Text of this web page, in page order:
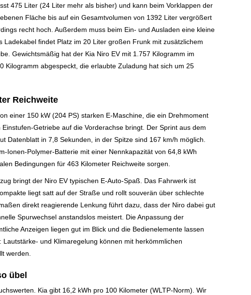
475 Liter (24 Liter mehr als bisher) und kann beim Vorklappen der
Fläche bis auf ein Gesamtvolumen von 1392 Liter vergrößert
recht hoch. Außerdem muss beim Ein- und Ausladen eine kleine
Ladekabel findet Platz im 20 Liter großen Frunk mit zusätzlichem
Gewichtsmäßig hat der Kia Niro EV mit 1.757 Kilogramm im
Kilogramm abgespeckt, die erlaubte Zuladung hat sich um 25
Reichweite
einer 150 kW (204 PS) starken E-Maschine, die ein Drehmoment
Getriebe auf die Vorderachse bringt. Der Sprint aus dem
Datenblatt in 7,8 Sekunden, in der Spitze sind 167 km/h möglich.
Ionen-Polymer-Batterie mit einer Nennkapazität von 64,8 kWh
Bedingungen für 463 Kilometer Reichweite sorgen.
bringt der Niro EV typischen E-Auto-Spaß. Das Fahrwerk ist
liegt satt auf der Straße und rollt souverän über schlechte
direkt reagierende Lenkung führt dazu, dass der Niro dabei gut
Spurwechsel anstandslos meistert. Die Anpassung der
Anzeigen liegen gut im Blick und die Bedienelemente lassen
und Klimaregelung können mit herkömmlichen
werden.
übel
Kia gibt 16,2 kWh pro 100 Kilometer (WLTP-Norm). Wir